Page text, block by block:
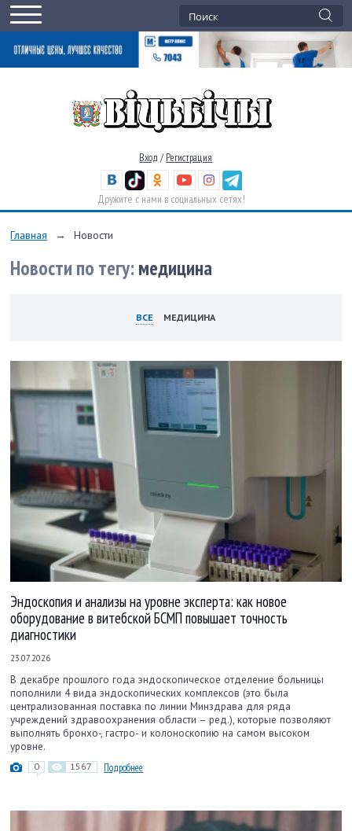
Вход / Регистрация
Дружите с нами в социальных сетях!
Главная → Новости
Новости по тегу: медицина
ВСЕ МЕДИЦИНА
Эндоскопия и анализы на уровне эксперта: как новое
оборудование в витебской БСМП повышает точность
диагностики
23.07.2026
В декабре прошлого года эндоскопическое отделение больницы
пополнили 4 вида эндоскопических комплексов (это была
централизованная поставка по линии Минздрава для ряда
учреждений здравоохранения области – ред.), которые позволяют
выполнять бронхо-, гастро- и колоноскопию на самом высоком
уровне.
0 1567 Подробнее